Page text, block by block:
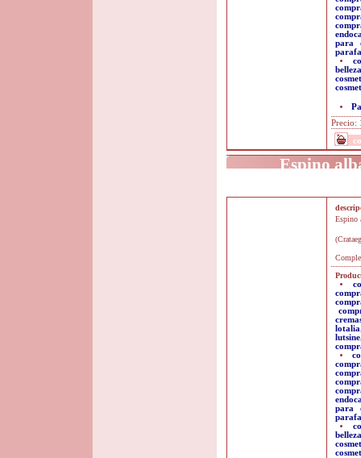
para
belleza
Precio:
Espino
Espino
lotalia
lutsine
para
belleza